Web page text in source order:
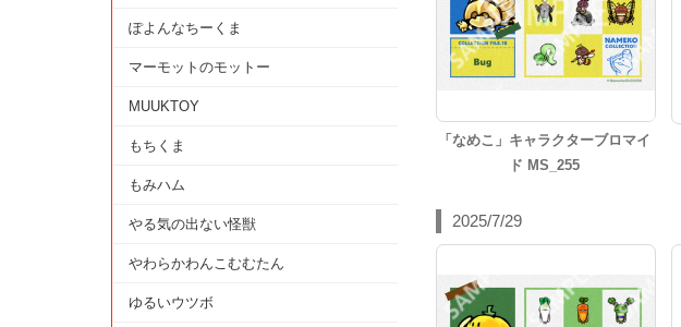
「なめこ」キャラクターブロマイ
ド MS_255
2025/7/29
ぽよんなちーくま
マーモットのモットー
MUUKTOY
もちくま
もみハム
やる気の出ない怪獣
やわらかわんこむむたん
ゆるいウツボ